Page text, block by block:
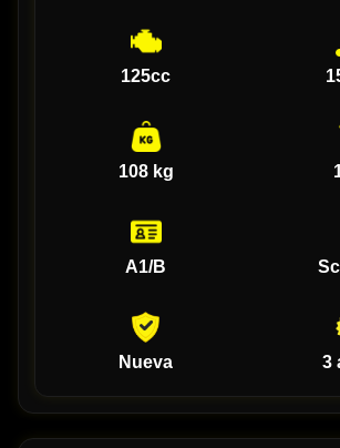
125cc
108 kg
A1/B
Nueva 3